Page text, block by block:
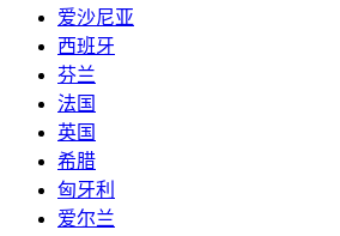
爱沙尼亚
西班牙
芬兰
法国
英国
希腊
匈牙利
爱尔兰